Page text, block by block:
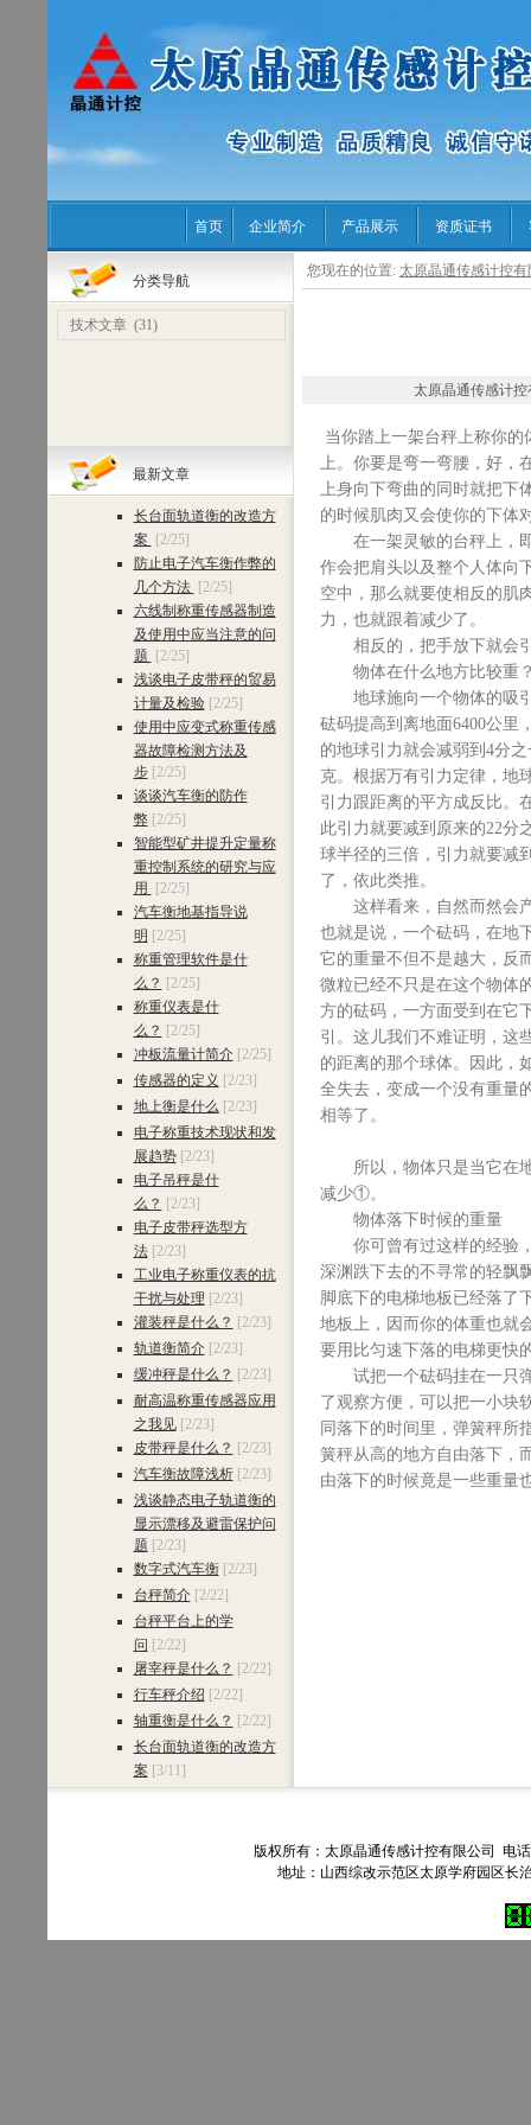
首页 企业简介 产品展示 资质证书
分类导航
技术文章(31)
最新文章
长台面轨道衡的改造方
案
[2/25]
防止电子汽车衡作弊的
几个方法 [2/25]
六线制称重传感器制造
及使用中应当注意的问
题
[2/25]
浅谈电子皮带秤的贸易
计量及检验 [2/25]
使用中应变式称重传感
器故障检测方法及
步 [2/25]
谈谈汽车衡的防作
弊 [2/25]
智能型矿井提升定量称
重控制系统的研究与应
用
[2/25]
汽车衡地基指导说
明 [2/25]
称重管理软件是什
么？ [2/25]
称重仪表是什
么？ [2/25]
冲板流量计简介 [2/25]
传感器的定义 [2/23]
地上衡是什么 [2/23]
电子称重技术现状和发
展趋势 [2/23]
电子吊秤是什
么？ [2/23]
电子皮带秤选型方
法 [2/23]
工业电子称重仪表的抗
干扰与处理 [2/23]
灌装秤是什么？ [2/23]
轨道衡简介 [2/23]
缓冲秤是什么？ [2/23]
耐高温称重传感器应用
之我见 [2/23]
皮带秤是什么？ [2/23]
汽车衡故障浅析 [2/23]
浅谈静态电子轨道衡的
显示漂移及避雷保护问
题 [2/23]
数字式汽车衡 [2/23]
台秤简介 [2/22]
台秤平台上的学
问 [2/22]
屠宰秤是什么？ [2/22]
行车秤介绍 [2/22]
轴重衡是什么？ [2/22]
长台面轨道衡的改造方
案 [3/11]
您现在的位置: 太原晶通传感计控有
太原晶通传感计控
当你踏上一架台秤上称你
上。你要是弯一弯腰，好，
上身向下弯曲的同时就把下
的时候肌肉又会使你的下体
在一架灵敏的台秤上，即
作会把肩头以及整个人体向
空中，那么就要使相反的肌
力，也就跟着减少了。
相反的，把手放下就会引
物体在什么地方比较重
地球施向一个物体的吸引
砝码提高到离地面6400公里
的地球引力就会减弱到4分
克。根据万有引力定律，地
引力跟距离的平方成反比。
此引力就要减到原来的22分
球半径的三倍，引力就要减
了，依此类推。
这样看来，自然而然会产
也就是说，一个砝码，在地
它的重量不但不是越大，反
微粒已经不只是在这个物体
方的砝码，一方面受到在它
引。这儿我们不难证明，这
的距离的那个球体。因此，
全失去，变成一个没有重量
相等了。
所以，物体只是当它在地
减少①。
物体落下时候的重量
你可曾有过这样的经验，
深渊跌下去的不寻常的轻飘
脚底下的电梯地板已经落了
地板上，因而你的体重也就
要用比匀速下落的电梯更快
试把一个砝码挂在一只弹
了观察方便，可以把一小块
同落下的时间里，弹簧秤所
簧秤从高的地方自由落下，
由落下的时候竟是一些重量
版权所有：太原晶通传感计控有限公司 电
地址：山西综改示范区太原学府园区长